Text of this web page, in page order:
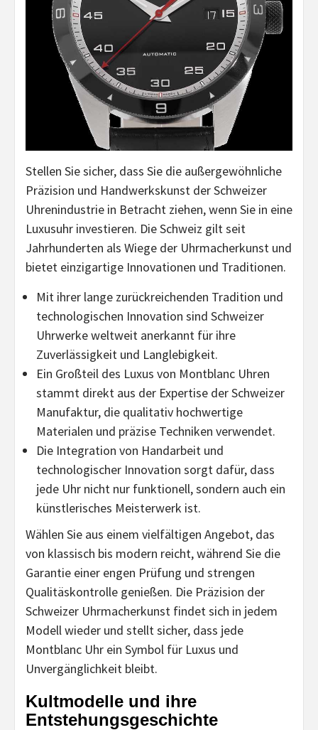
Stellen Sie sicher, dass Sie die außergewöhnliche
Präzision und Handwerkskunst der Schweizer
Uhrenindustrie in Betracht ziehen, wenn Sie in eine
Luxusuhr investieren. Die Schweiz gilt seit
Jahrhunderten als Wiege der Uhrmacherkunst und
bietet einzigartige Innovationen und Traditionen.
Mit ihrer lange zurückreichenden Tradition und
technologischen Innovation sind Schweizer
Uhrwerke weltweit anerkannt für ihre
Zuverlässigkeit und Langlebigkeit.
Ein Großteil des Luxus von Montblanc Uhren
stammt direkt aus der Expertise der Schweizer
Manufaktur, die qualitativ hochwertige
Materialen und präzise Techniken verwendet.
Die Integration von Handarbeit und
technologischer Innovation sorgt dafür, dass
jede Uhr nicht nur funktionell, sondern auch ein
künstlerisches Meisterwerk ist.
Wählen Sie aus einem vielfältigen Angebot, das
von klassisch bis modern reicht, während Sie die
Garantie einer engen Prüfung und strengen
Qualitäskontrolle genießen. Die Präzision der
Schweizer Uhrmacherkunst findet sich in jedem
Modell wieder und stellt sicher, dass jede
Montblanc Uhr ein Symbol für Luxus und
Unvergänglichkeit bleibt.
Kultmodelle und ihre
Entstehungsgeschichte